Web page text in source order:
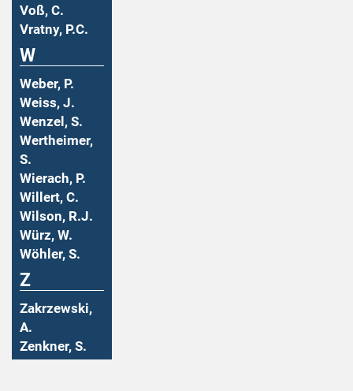
Voß, C.
Vratny, P.C.
W
Weber, P.
Weiss, J.
Wenzel, S.
Wertheimer,
S.
Wierach, P.
Willert, C.
Wilson, R.J.
Würz, W.
Wöhler, S.
Z
Zakrzewski,
A.
Zenkner, S.